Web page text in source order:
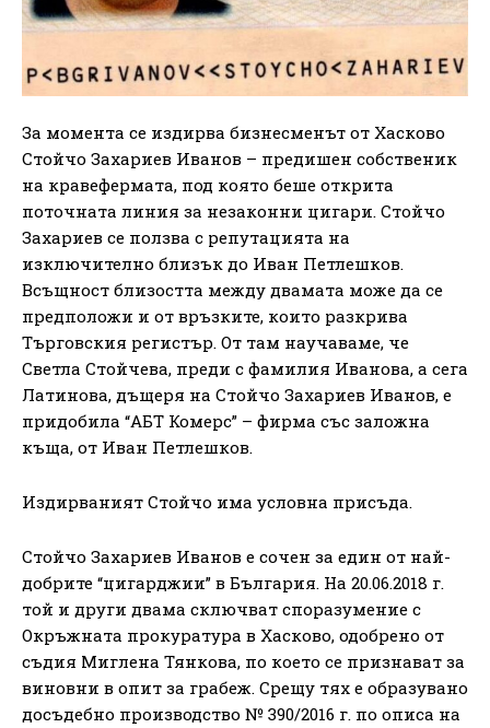
За момента се издирва бизнесменът от Хасково
Стойчо Захариев Иванов – предишен собственик
на кравефермата, под която беше открита
поточната линия за незаконни цигари. Стойчо
Захариев се ползва с репутацията на
изключително близък до Иван Петлешков.
Всъщност близостта между двамата може да се
предположи и от връзките, които разкрива
Търговския регистър. От там научаваме, че
Светла Стойчева, преди с фамилия Иванова, а сега
Латинова, дъщеря на Стойчо Захариев Иванов, е
придобила “АБТ Комерс” – фирма със заложна
къща, от Иван Петлешков.
Издирваният Стойчо има условна присъда.
Стойчо Захариев Иванов е сочен за един от най-
добрите “цигарджии” в България. На 20.06.2018 г.
той и други двама сключват споразумение с
Окръжната прокуратура в Хасково, одобрено от
съдия Миглена Тянкова, по което се признават за
виновни в опит за грабеж. Срещу тях е образувано
досъдебно производство № 390/2016 г. по описа на